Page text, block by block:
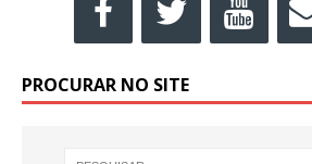
PROCURAR NO SITE